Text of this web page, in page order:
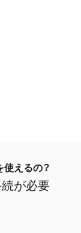
えるの？
が必要